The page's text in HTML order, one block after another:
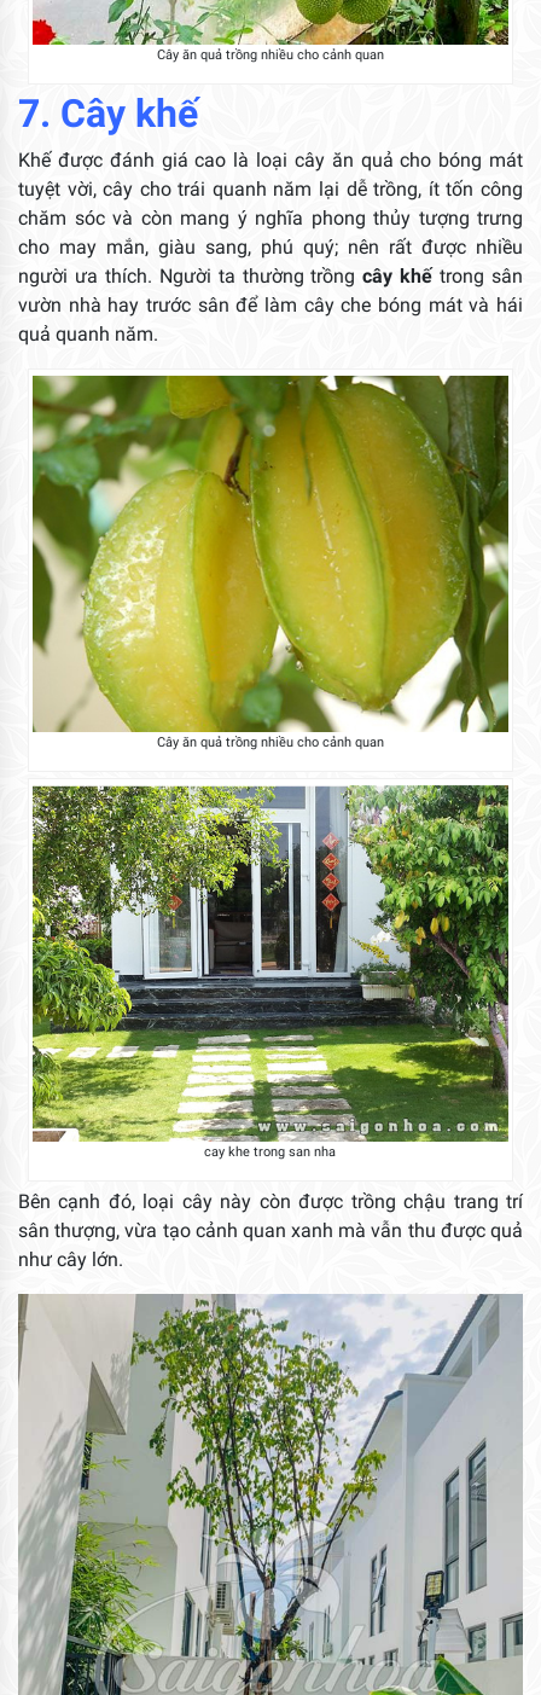
Cây ăn quả trồng nhiều cho cảnh quan
7. Cây khế
Khế được đánh giá cao là loại cây ăn quả cho bóng mát
tuyệt vời, cây cho trái quanh năm lại dễ trồng, ít tốn công
chăm sóc và còn mang ý nghĩa phong thủy tượng trưng
cho may mắn, giàu sang, phú quý; nên rất được nhiều
người ưa thích. Người ta thường trồngcây khế trong sân
vườn nhà hay trước sân để làm cây che bóng mát và hái
quả quanh năm.
Cây ăn quả trồng nhiều cho cảnh quan
cay khe trong san nha
Bên cạnh đó, loại cây này còn được trồng chậu trang trí
sân thượng, vừa tạo cảnh quan xanh mà vẫn thu được quả
như cây lớn.